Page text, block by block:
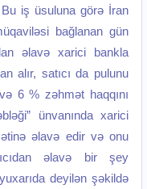
Bu iş üsuluna görə İran
bağlanan gün
əlavə xarici bankla
alır, satıcı da pulunu
6 % zəhmət haqqını
ünvanında xarici
əlavə edir və onu
əlavə bir şey
deyilən şəkildə